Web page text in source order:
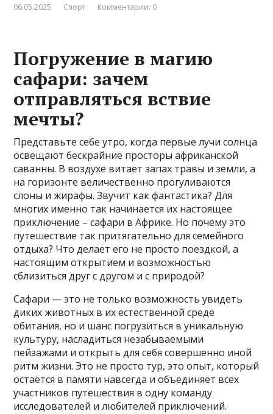
06.05.2025 Спорт Комментарии: 0
Погружение в магию
сафари: зачем
отправляться вствие
мечты?
Представьте себе утро, когда первые лучи солнца
освещают бескрайние просторы африканской
саванны. В воздухе витает запах травы и земли, а
на горизонте величественно прогуливаются
слоны и жирафы. Звучит как фантастика? Для
многих именно так начинается их настоящее
приключение – сафари в Африке. Но почему это
путешествие так притягательно для семейного
отдыха? Что делает его не просто поездкой, а
настоящим открытием и возможностью
сблизиться друг с другом и с природой?
Сафари — это не только возможность увидеть
диких животных в их естественной среде
обитания, но и шанс погрузиться в уникальную
культуру, насладиться незабываемыми
пейзажами и открыть для себя совершенно иной
ритм жизни. Это не просто тур, это опыт, который
остаётся в памяти навсегда и объединяет всех
участников путешествия в одну команду
исследователей и любителей приключений.